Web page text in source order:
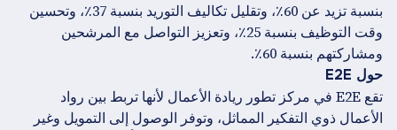
بنسبة تزيد عن 60٪، وتقليل تكاليف التوريد بنسبة 37٪، وتحسين
وقت التوظيف بنسبة 25٪، وتعزيز التواصل مع المرشحين
ومشاركتهم بنسبة 60٪.
حول E2E
تقع E2E في مركز تطور ريادة الأعمال لأنها تربط بين رواد
الأعمال ذوي التفكير المماثل، وتوفر الوصول إلى التمويل وغير